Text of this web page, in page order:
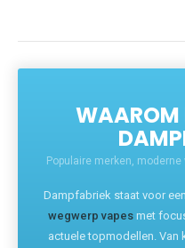
WAAROM
Populaire merken,
Dampfabriek staat voor
wegwerp vapesmet
actuele topmodellen. Van